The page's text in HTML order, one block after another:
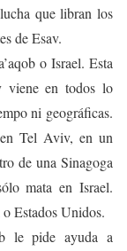
que libran los
de Esav.
o Israel. Esta
viene en todos lo
ni geográficas.
Tel Aviv, en un
de una Sinagoga
mata en Israel.
Estados Unidos.
le pide ayuda a